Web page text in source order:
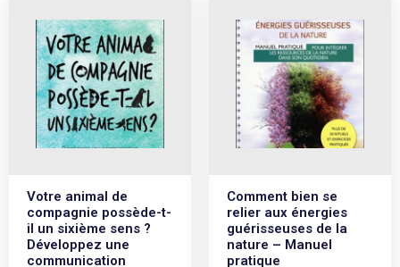
Votre animal de
compagnie possède-t-
il un sixième sens ?
Développez une
communication
Comment bien se
relier aux énergies
guérisseuses de la
nature – Manuel
pratique